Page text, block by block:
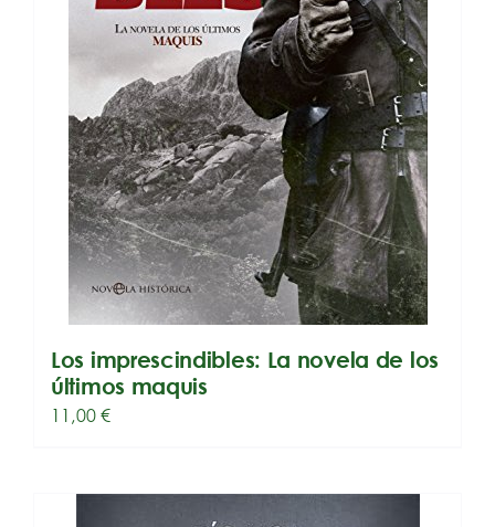
Los imprescindibles: La novela de los
últimos maquis
11,00€